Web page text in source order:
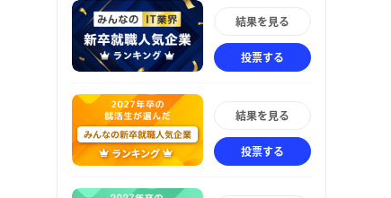
結果を見る
投票する
結果を見る
投票する